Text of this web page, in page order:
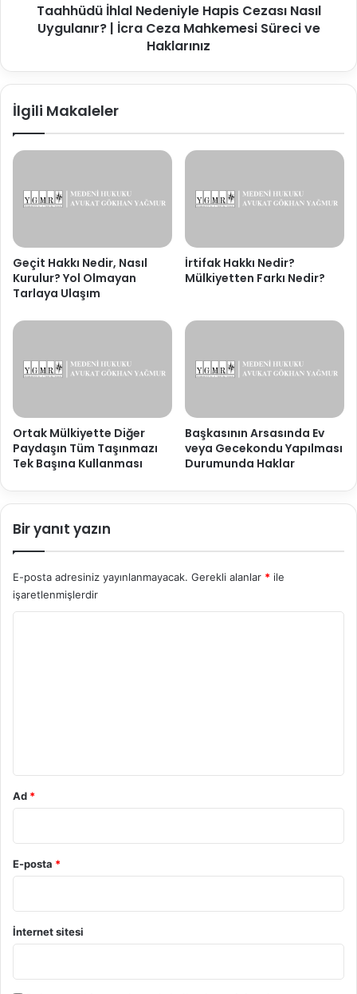
Mahkemesi
Taahhüdü İhlal Nedeniyle Hapis Cezası Nasıl
Uygulanır? | İcra Ceza Mahkemesi Süreci ve
Haklarınız
İlgili Makaleler
Geçit Hakkı Nedir, Nasıl
Kurulur? Yol Olmayan
Tarlaya Ulaşım
İrtifak Hakkı Nedir?
Mülkiyetten Farkı Nedir?
Ortak Mülkiyette Diğer
Paydaşın Tüm Taşınmazı
Tek Başına Kullanması
Başkasının Arsasında Ev
veya Gecekondu Yapılması
Durumunda Haklar
Bir yanıt yazın
E-posta adresiniz yayınlanmayacak. Gerekli alanlar * ile
işaretlenmişlerdir
Ad *
E-posta *
İnternet sitesi